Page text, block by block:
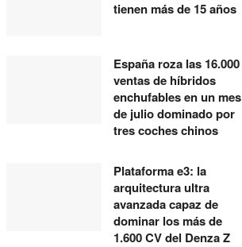
tienen más de 15 años
España roza las 16.000
ventas de híbridos
enchufables en un mes
de julio dominado por
tres coches chinos
Plataforma e3: la
arquitectura ultra
avanzada capaz de
dominar los más de
1.600 CV del Denza Z